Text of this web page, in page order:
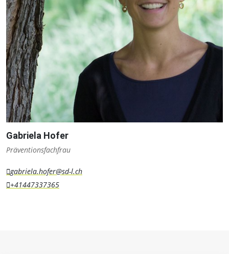
Gabriela Hofer
Präventionsfachfrau
gabriela.hofer@sd-l.ch
+41447337365